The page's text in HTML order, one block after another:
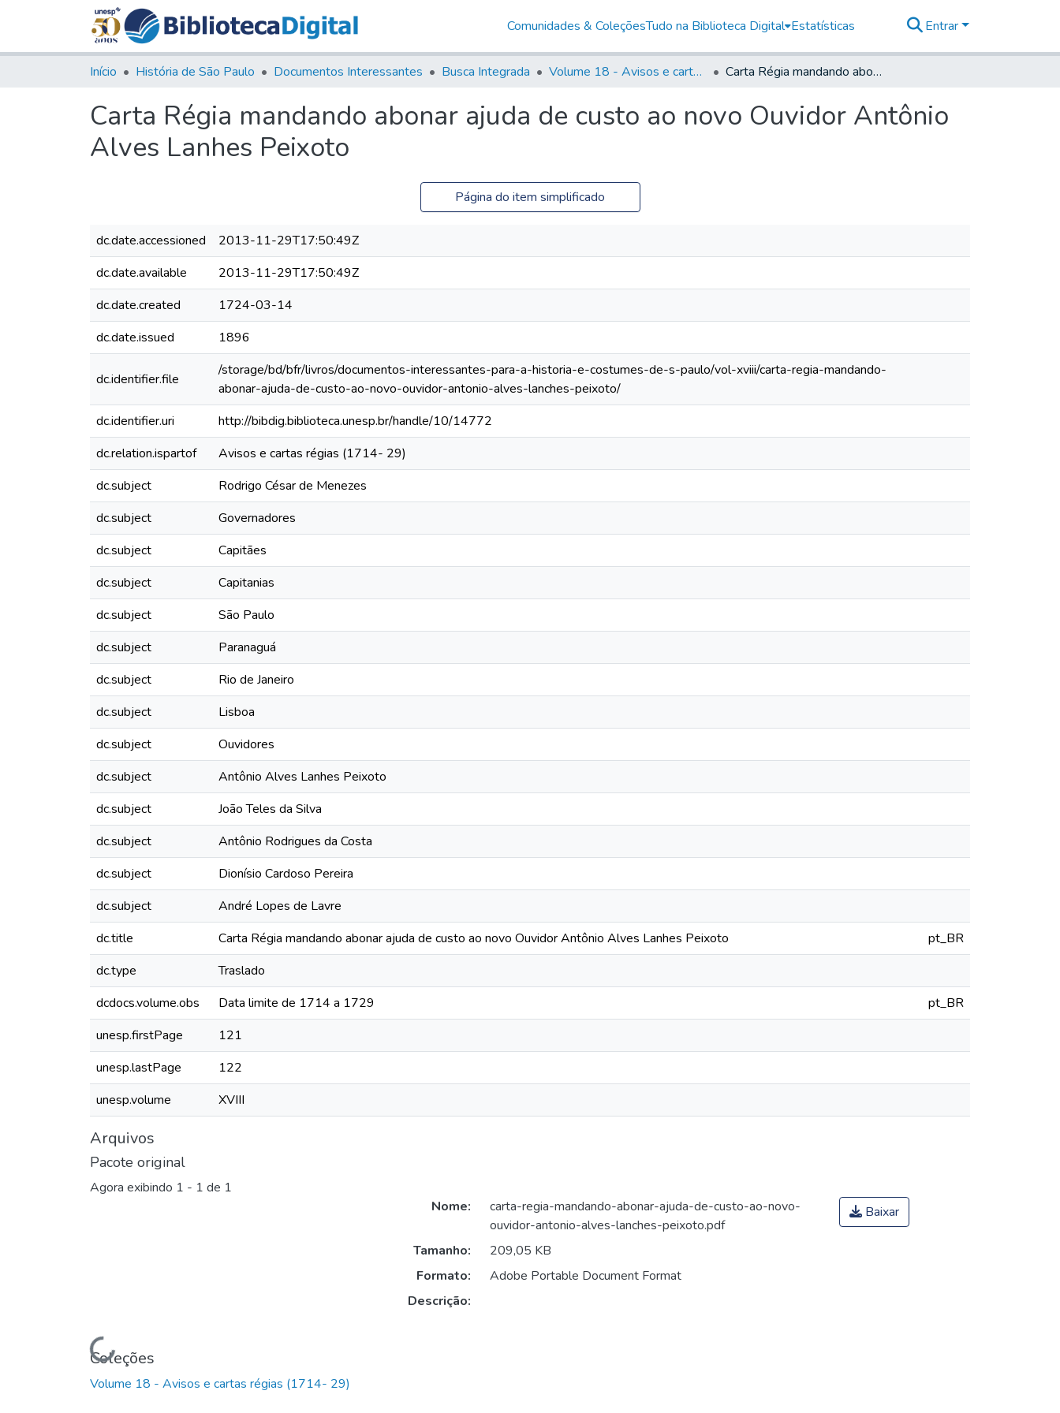
Comunidades & ColeçõesTudo na Biblioteca Digital Estatísticas Entrar
Início História de São Paulo Documentos Interessantes Busca Integrada Volume 18 - Avisos e cartas régias (1714- 29) Carta Régia mandando abonar ajuda de custo ao novo Ouvidor Antônio Alves Lanhes Peixoto
Carta Régia mandando abonar ajuda de custo ao novo Ouvidor Antônio
Alves Lanhes Peixoto
Página do item simplificado
dc.date.accessioned
2013-11-29T17:50:49Z
dc.date.available
2013-11-29T17:50:49Z
dc.date.created
1724-03-14
dc.date.issued
1896
dc.identifier.file
/storage/bd/bfr/livros/documentos-interessantes-para-a-historia-e-costumes-de-s-paulo/vol-xviii/carta-regia-mandando-
abonar-ajuda-de-custo-ao-novo-ouvidor-antonio-alves-lanches-peixoto/
dc.identifier.uri
http://bibdig.biblioteca.unesp.br/handle/10/14772
dc.relation.ispartof
Avisos e cartas régias (1714- 29)
dc.subject
Rodrigo César de Menezes
dc.subject
Governadores
dc.subject
Capitães
dc.subject
Capitanias
dc.subject
São Paulo
dc.subject
Paranaguá
dc.subject
Rio de Janeiro
dc.subject
Lisboa
dc.subject
Ouvidores
dc.subject
Antônio Alves Lanhes Peixoto
dc.subject
João Teles da Silva
dc.subject
Antônio Rodrigues da Costa
dc.subject
Dionísio Cardoso Pereira
dc.subject
André Lopes de Lavre
dc.title
Carta Régia mandando abonar ajuda de custo ao novo Ouvidor Antônio Alves Lanhes Peixoto
pt_BR
dc.type
Traslado
dcdocs.volume.obs
Data limite de 1714 a 1729
pt_BR
unesp.firstPage
121
unesp.lastPage
122
unesp.volume
XVIII
Arquivos
Pacote original
Agora exibindo 1 - 1 de 1
Carregando...
Nome:
carta-regia-mandando-abonar-ajuda-de-custo-ao-novo-
ouvidor-antonio-alves-lanches-peixoto.pdf
Tamanho:
209,05 KB
Formato:
Adobe Portable Document Format
Descrição:
Baixar
Coleções
Volume 18 - Avisos e cartas régias (1714- 29)